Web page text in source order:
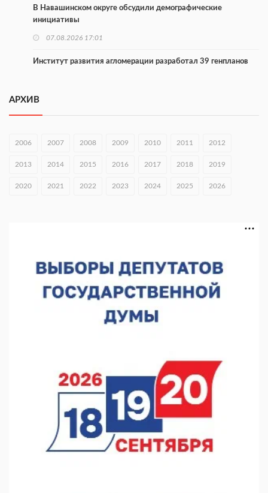
В Навашинском округе обсудили демографические
инициативы
07.08.2026 17:01
Институт развития агломерации разработал 39 генпланов
С 8 августа изменят схему движения на въезде в Нижний
Новгород
оперштаба
07.08.2026 14:54
пожарного
07.08.2026 12:15
В Нижнем Новгороде прошло совещание Росгвардии
07.08.2026 12:04
АРХИВ
2006 2007 2008 2009 2010 2011 2012
2013 2014 2015 2016 2017 2018 2019
2020 2021 2022 2023 2024 2025 2026